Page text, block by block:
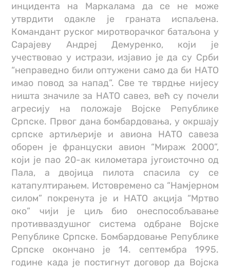
инцидента на Маркалама да се не може
утврдити одакле је граната испаљена.
Командант руског миротворачког батаљона у
Сарајеву Андреј Демуренко, који је
учествовао у истрази, изјавио је да су Срби
“неправедно били оптужени само да би НАТО
имао повод за напад”. Све те тврдње нијесу
ништа значиле за НАТО савез, већ су почели
агресију на положаје Војске Републике
Српске. Првог дана бомбардовања, у окршају
српске артиљерије и авиона НАТО савеза
оборен је француски авион “Мираж 2000”,
који је пао 20-ак километара југоисточно од
Пала, а двојица пилота спасила су се
катапултирањем. Истовремено са “Намјерном
силом” покренута је и НАТО акција “Мртво
око” чији је циљ био онеспособљавање
противваздушног система одбране Војске
Републике Српске. Бомбардовање Републике
Српске окончано је 14. септембра 1995.
године када је постигнут договор да Војска